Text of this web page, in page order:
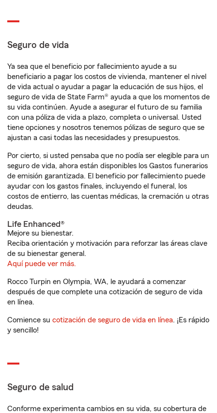
Seguro de vida
Ya sea que el beneficio por fallecimiento ayude a su
beneficiario a pagar los costos de vivienda, mantener el nivel
de vida actual o ayudar a pagar la educación de sus hijos, el
seguro de vida de State Farm® ayuda a que los momentos de
su vida continúen. Ayude a asegurar el futuro de su familia
con una póliza de vida a plazo, completa o universal. Usted
tiene opciones y nosotros tenemos pólizas de seguro que se
ajustan a casi todas las necesidades y presupuestos.
Por cierto, si usted pensaba que no podía ser elegible para un
seguro de vida, ahora están disponibles los Gastos funerarios
de emisión garantizada. El beneficio por fallecimiento puede
ayudar con los gastos finales, incluyendo el funeral, los
costos de entierro, las cuentas médicas, la cremación u otras
deudas.
Life Enhanced®
Mejore su bienestar.
Reciba orientación y motivación para reforzar las áreas clave
de su bienestar general.
Aquí puede ver más.
Rocco Turpin en Olympia, WA, le ayudará a comenzar
después de que complete una cotización de seguro de vida
en línea.
Comience su cotización de seguro de vida en línea. ¡Es rápido
y sencillo!
Seguro de salud
Conforme experimenta cambios en su vida, su cobertura de